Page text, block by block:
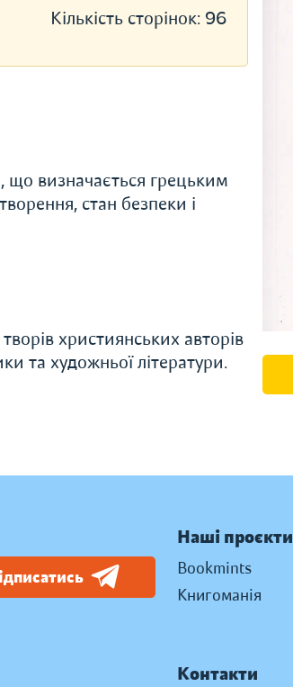
Кількість сторінок: 96
що визначається грецьким
стан безпеки і
християнських авторів
та художньої літератури.
Наші проєкти
Bookmints
Книгоманія
Контакти